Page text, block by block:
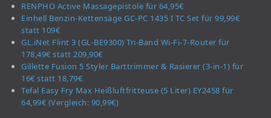
RENPHO Active Massagepistole für 64,95€
Einhell Benzin-Kettensäge GC-PC 1435 I TC Set für 99,99€
statt 109€
GL.iNet Flint 3 (GL-BE9300) Tri-Band Wi-Fi-7-Router für
178,49€ statt 209,90€
Gillette Fusion 5 Styler Barttrimmer & Rasierer (3-in-1) für
16€ statt 18,79€
Tefal Easy Fry Max Heißluftfritteuse (5 Liter) EY2458 für
64,99€ (Vergleich: 90,99€)